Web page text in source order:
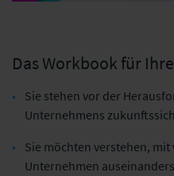
Das Workbook für
Sie stehen vor der
Unternehmens
Sie möchten verstehen, mit
Unternehmen